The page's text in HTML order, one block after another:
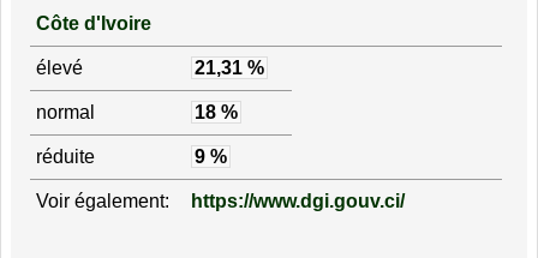
Côte d'Ivoire
élevé 21,31 %
normal 18 %
réduite 9 %
Voir également: https://www.dgi.gouv.ci/